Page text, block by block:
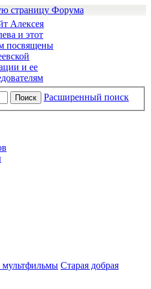
Поиск Расширенный поиск
Старая добрая